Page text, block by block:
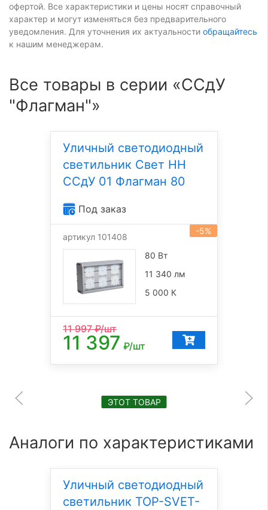
офертой. Все характеристики и цены носят справочный
характер и могут изменяться без предварительного
уведомления. Для уточнения их актуальности обращайтесь
к нашим менеджерам.
Все товары в серии «ССдУ
"Флагман"»
Уличный светодиодный
светильник Свет НН
ССдУ 01 Флагман 80
Под заказ
-5%
артикул 101408
80 Вт
11 340 лм
5 000 К
11 997₽/шт
11 397 ₽/шт
ЭТОТ ТОВАР
Аналоги по характеристиками
Уличный светодиодный
светильник TOP-SVET-